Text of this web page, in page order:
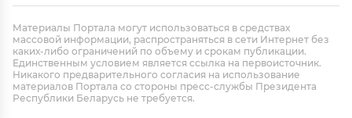
Материалы Портала могут использоваться в средствах
массовой информации, распространяться в сети Интернет без
каких-либо ограничений по объему и срокам публикации.
Единственным условием является ссылка на первоисточник.
Никакого предварительного согласия на использование
материалов Портала со стороны пресс-службы Президента
Республики Беларусь не требуется.